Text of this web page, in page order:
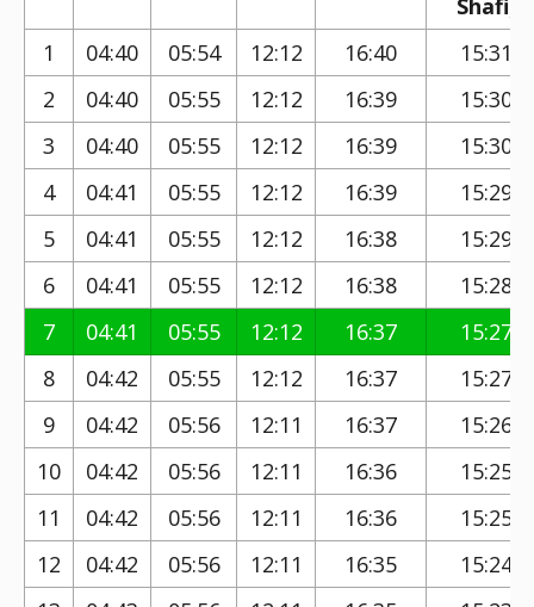
Shafi)
1
04:40 05:54 12:12 16:40
15:31
2
04:40 05:55 12:12 16:39
15:30
3
04:40 05:55 12:12 16:39
15:30
4
04:41 05:55 12:12 16:39
15:29
5
04:41 05:55 12:12 16:38
15:29
6
04:41 05:55 12:12 16:38
15:28
7
04:41 05:55 12:12 16:37
15:27
8
04:42 05:55 12:12 16:37
15:27
9
04:42 05:56 12:11 16:37
15:26
10
04:42 05:56 12:11 16:36
15:25
11
04:42 05:56 12:11 16:36
15:25
12
04:42 05:56 12:11 16:35
15:24